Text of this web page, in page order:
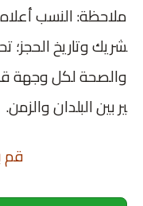
ملاحظة: النسب
شريك وتاريخ الحجز؛
والصحة لكل وجهة
ير بين البلدان والزمن.
قم